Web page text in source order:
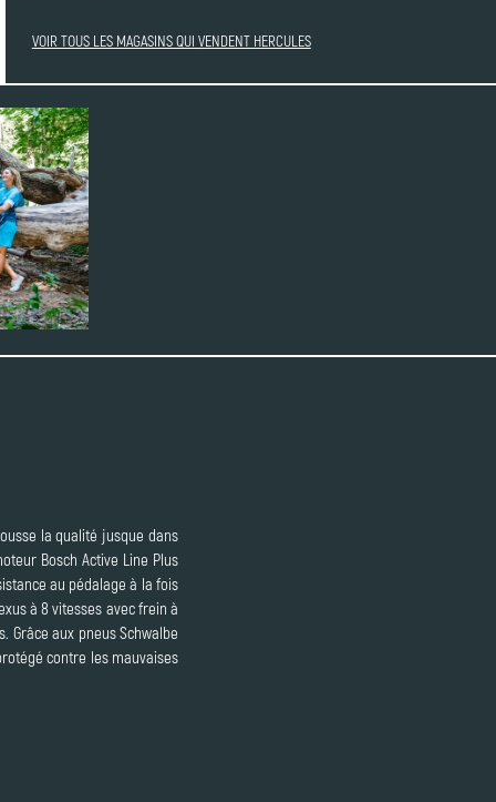
VOIR TOUS LES MAGASINS QUI VENDENT HERCULES
la qualité jusque dans
Bosch Active Line Plus
au pédalage à la fois
à 8 vitesses avec frein à
aux pneus Schwalbe
contre les mauvaises